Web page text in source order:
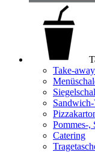
Take-
Pommes-,
Catering